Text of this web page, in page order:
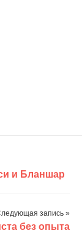
и Бланшар
запись »
без опыта